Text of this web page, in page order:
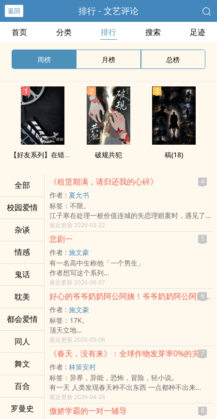
返回 排行 - 文艺评论
首页 分类 排行 搜索 足迹
周榜 月榜 总榜
【好友系列】在错误的时空遇到你 破规共犯 稿(18)
全部
校园爱情
杂谈
情感
鬼话
耽美
都会爱情
同人
舞文
百合
罗曼史
《租赁期满，请归还我的心碎》 4
作者 : 夏允书
标签：不限。
江子寒在处理一桩价值连城的失恋理赔案时，遇见了苏
小曼。客户是一位富豪，他在分手后要求保险公司「彻
底抹除」他对前任的所有记忆。然而，苏小曼却受聘于
前任，要把一整车的「恋爱遗物」——包括 500 封手
写信和一罐收集了三年的争吵声波录音——强行送回给
富豪。 江子寒要销毁，苏小曼要送达。两人在豪宅门
口展开了一场关于**「记忆与垃圾」**的辩论。
最近更新 2026-03-22
悲剧一 5
作者 : 施文豪
有一名高中生称他「一个男生」
作者想写这个系列
不一定
或许、也或许不写
最近更新 2026-08-07
好心的爷爷奶奶阿公阿姨！爷爷奶奶阿公阿姨好心！
6
作者 : 施文豪
标签：17K。
顶天立地
看书号
教在想办法帮
天晓
重鸣鸟叫，榨干机箱寿命，这
是「NOVEL」
最近更新 2026-05-06
《春天，没有来》：全球作物发芽率0%的灾变纪录
7
作者 : 林策安村
标签：异界，异能，恐怖，冒险，轻小说。
有一天 人类发现春天种不出东西 一点都种不出来
后续引发的事件与震荡
最近更新 2026-04-28
傲娇学霸的一对一辅导 8